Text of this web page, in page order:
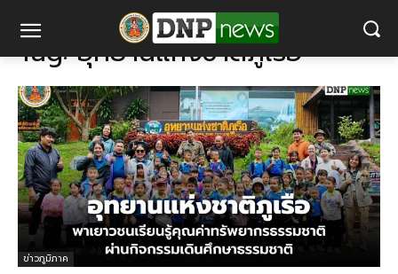
อุทยานแห่งชาติภูเรือ
Tag:อุทยานแห่งชาติภูเรือ
ข่าวภูมิภาค